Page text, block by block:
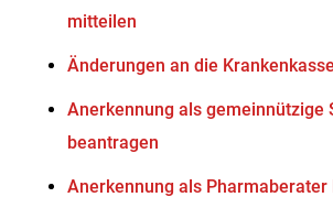
mitteilen
Änderungen an die
Anerkennung als gemeinnützige
beantragen
Anerkennung als Pharmaberater